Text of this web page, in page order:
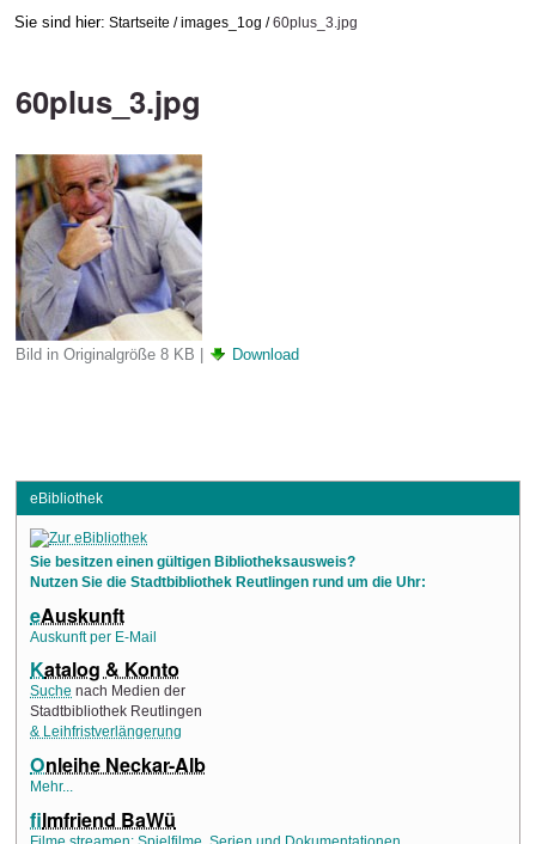
Sie sind hier: Startseite /images_1og /60plus_3.jpg
60plus_3.jpg
Bild in Originalgröße 8 KB | Download
eBibliothek
Sie besitzen einen gültigen Bibliotheksausweis?
Nutzen Sie die Stadtbibliothek Reutlingen rund um die Uhr:
eAuskunft
Auskunft per E-Mail
Katalog & Konto
Suche nach Medien der
Stadtbibliothek Reutlingen
& Leihfristverlängerung
Onleihe Neckar-Alb
Mehr...
filmfriend BaWü
Filme streamen: Spielfilme, Serien und Dokumentationen